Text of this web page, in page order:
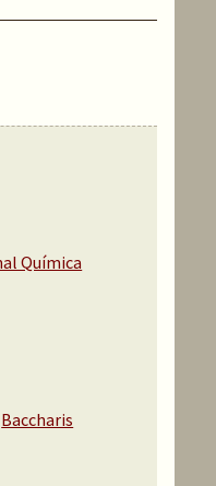
Química
Baccharis